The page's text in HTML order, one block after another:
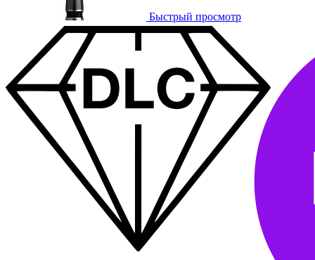
Быстрый просмотр